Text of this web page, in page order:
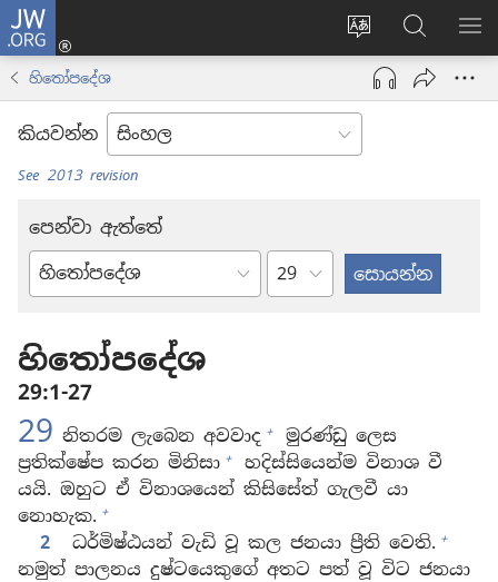
JW.ORG
Change
site
language
ලොගින්
(opens
window)
JW.ORG
වෙබ්
අඩවියෙන්
හිතෝපදේශ
කියවන්න
See 2013 revision
පෙන්වා ඇත්තේ
බයිබලයේ
පරිච්ඡේදය
හිතෝපදේශ
29:1-27
29 නිතරම ලැබෙන අවවාද +
මුරණ්ඩු ලෙස
ප්‍රතික්ෂේප කරන මිනිසා +
හදිස්සියෙන්ම විනාශ වී
යයි. ඔහුට ඒ විනාශයෙන් කිසිසේත් ගැලවී යා
නොහැක. +
2 ධර්මිෂ්ඨයන් වැඩි වූ කල ජනයා ප්‍රීති වෙති. +
නමුත් පාලනය දුෂ්ටයෙකුගේ අතට පත් වූ විට ජනයා